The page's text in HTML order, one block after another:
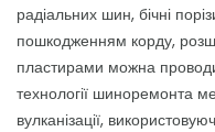
радіальних шин, бічні
пошкодженням корду,
пластирами можна
технології шиноремонта
вулканізації,